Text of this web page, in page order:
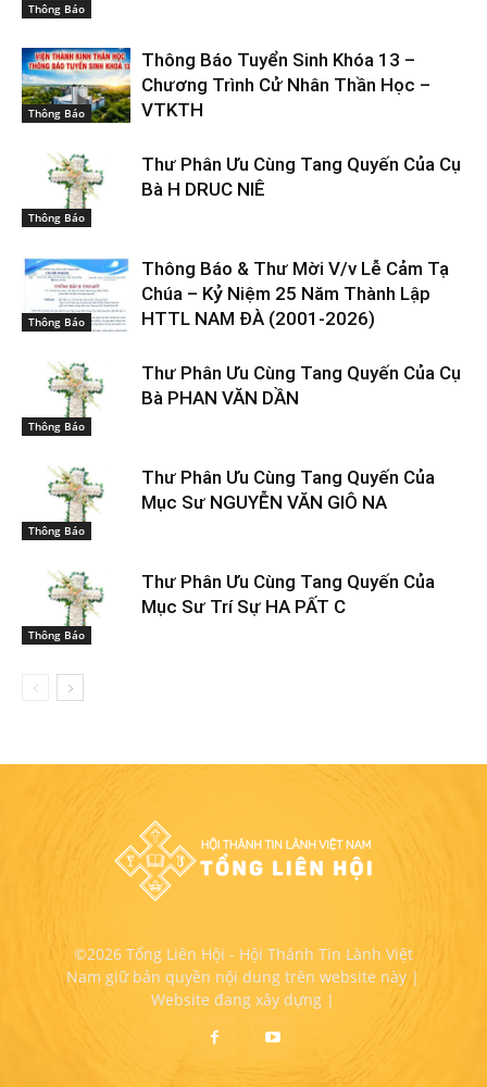
Thông Báo
Thông Báo
Thông Báo Tuyển Sinh Khóa 13 –
Chương Trình Cử Nhân Thần Học –
VTKTH
Thông Báo
Thư Phân Ưu Cùng Tang Quyến Của Cụ
Bà H DRUC NIÊ
Thông Báo
Thông Báo & Thư Mời V/v Lễ Cảm Tạ
Chúa – Kỷ Niệm 25 Năm Thành Lập
HTTL NAM ĐÀ (2001-2026)
Thông Báo
Thư Phân Ưu Cùng Tang Quyến Của Cụ
Bà PHAN VĂN DẦN
Thông Báo
Thư Phân Ưu Cùng Tang Quyến Của
Mục Sư NGUYỄN VĂN GIÔ NA
Thông Báo
Thư Phân Ưu Cùng Tang Quyến Của
Mục Sư Trí Sự HA PẤT C
©2026 Tổng Liên Hội - Hội Thánh Tin Lành Việt
Nam giữ bản quyền nội dung trên website này |
Website đang xây dựng |